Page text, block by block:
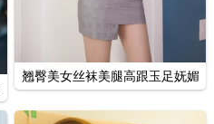
翘臀美女丝袜美腿高跟玉足妩媚